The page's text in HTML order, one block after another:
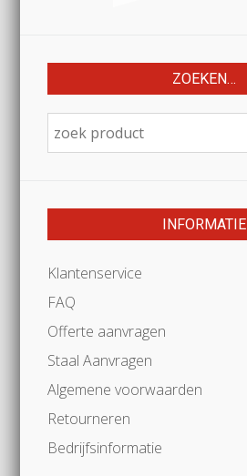
ZOEKEN…
INFORMATIE
Klantenservice
FAQ
Offerte aanvragen
Staal Aanvragen
Algemene voorwaarden
Retourneren
Bedrijfsinformatie